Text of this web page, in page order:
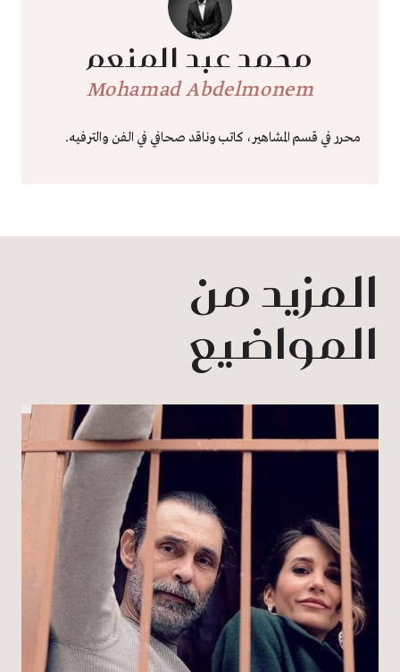
محمد عبد المنعم
Mohamad Abdelmonem
محرر في قسم المشاهير، كاتب وناقد صحافي في الفن والترفيه.
المزيد من
المواضيع